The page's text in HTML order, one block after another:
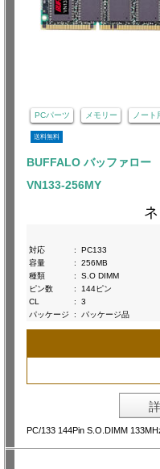
PCパーツ メモリー ノート
送料無料
BUFFALO バッファロー
VN133-256MY
対応
:
PC133
容量
:
256MB
種類
:
S.O DIMM
ピン数
:
144ピン
CL
:
3
パッケージ
: パッケージ品
PC/133 144Pin S.O.DIMM